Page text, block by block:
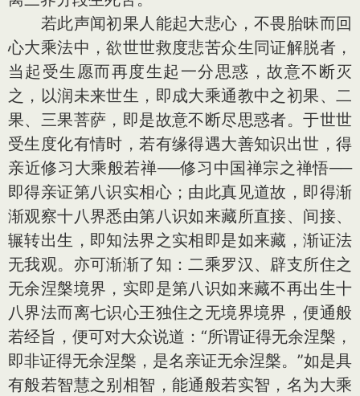
若此声闻初果人能起大悲心，不畏胎昧而回
心大乘法中，欲世世救度悲苦众生同证解脱者，
当起受生愿而再度生起一分思惑，故意不断灭
之，以润未来世生，即成大乘通教中之初果、二
果、三果菩萨，即是故意不断尽思惑者。于世世
受生度化有情时，若有缘得遇大善知识出世，得
亲近修习大乘般若禅──修习中国禅宗之禅悟──
即得亲证第八识实相心；由此真见道故，即得渐
渐观察十八界悉由第八识如来藏所直接、间接、
辗转出生，即知法界之实相即是如来藏，渐证法
无我观。亦可渐渐了知：二乘罗汉、辟支所住之
无余涅槃境界，实即是第八识如来藏不再出生十
八界法而离七识心王独住之无境界境界，便通般
若经旨，便可对大众说道：“所谓证得无余涅槃，
即非证得无余涅槃，是名亲证无余涅槃。”如是具
有般若智慧之别相智，能通般若实智，名为大乘